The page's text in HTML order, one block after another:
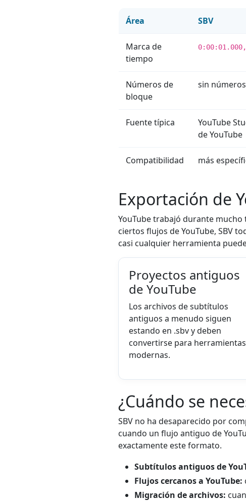
Área SBV
Marca de
tiempo
Números de
bloque
sin
Fuente típica
YouTube
de YouTube
Compatibilidad más
Exportación de
YouTube trabajó durante
ciertos flujos de YouTube, SBV
casi cualquier herramienta
Proyectos antiguos
de YouTube
Los archivos de subtítulos
antiguos a menudo siguen
estando en .sbv y deben
convertirse para herramientas
modernas.
¿Cuándo se
SBV no ha desaparecido por
cuando un flujo antiguo de
exactamente este formato.
Subtítulos antiguos de
Flujos cercanos a YouTube:
Migración de archivos: